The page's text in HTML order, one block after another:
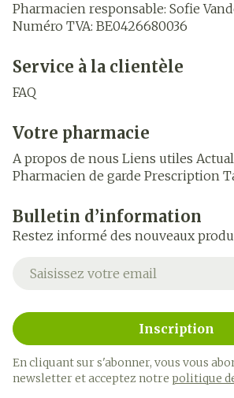
Pharmacien responsable: Sofie
Numéro TVA: BE0426680036
Service à la clientèle
FAQ
Votre pharmacie
A propos de nous Liens utiles
Pharmacien de garde Prescription
Bulletin d’information
Restez informé des nouveaux
Adresse mail
Inscription
En cliquant sur s'abonner, vous vous
newsletter et acceptez notre politique